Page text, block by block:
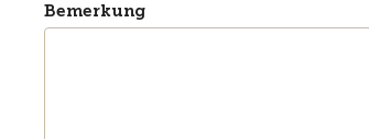
Bemerkung